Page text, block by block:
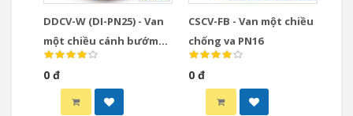
DDCV-W (DI-PN25) - Van
một chiều cánh bướm
PN25 thân & đĩa gang dẻo
0 đ
CSCV-FB - Van một chiều
chống va PN16
0 đ